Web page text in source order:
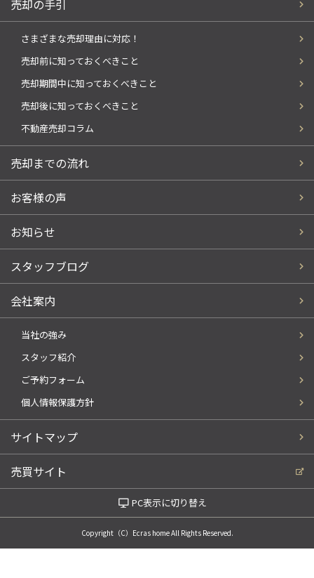
売却の手引
さまざまな売却理由に対応！
売却前に知っておくべきこと
売却期間中に知っておくべきこと
売却後に知っておくべきこと
不動産売却コラム
売却までの流れ
お客様の声
お知らせ
スタッフブログ
会社案内
当社の強み
スタッフ紹介
ご予約フォーム
個人情報保護方針
サイトマップ
売買サイト
PC表示に切り替え
Copyright（C）Ecras home All Rights Reserved.